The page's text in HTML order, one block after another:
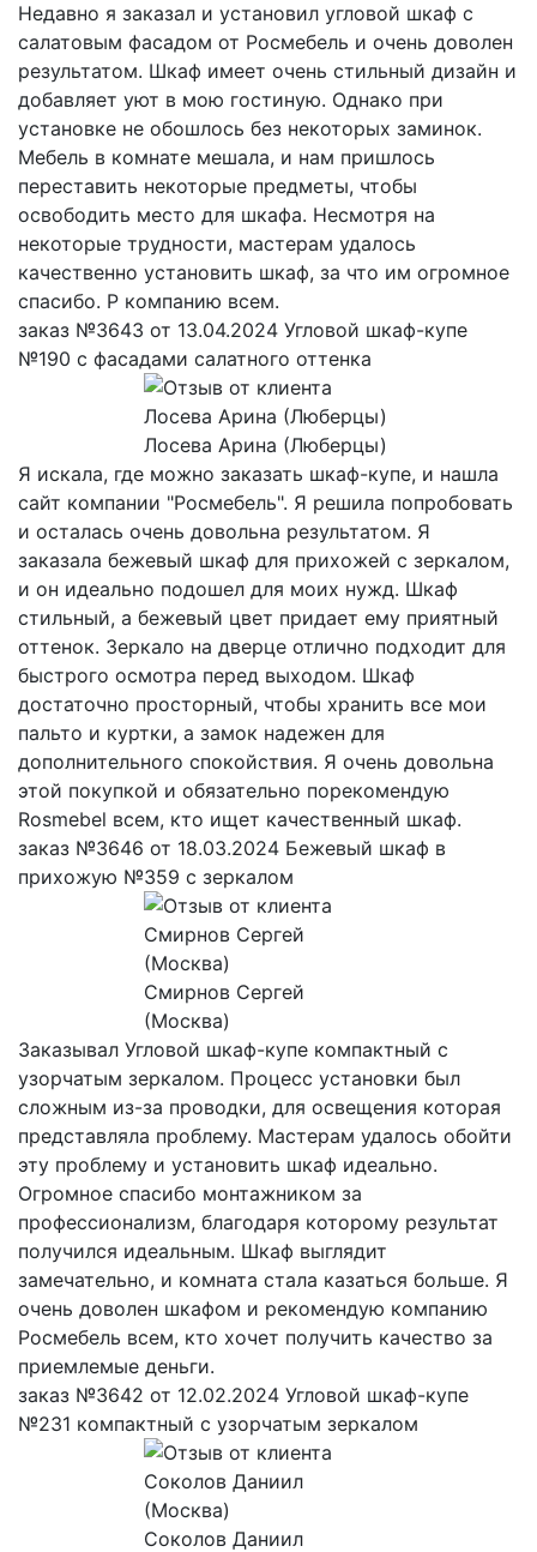
Недавно я заказал и установил угловой шкаф с
салатовым фасадом от Росмебель и очень доволен
результатом. Шкаф имеет очень стильный дизайн и
добавляет уют в мою гостиную. Однако при
установке не обошлось без некоторых заминок.
Мебель в комнате мешала, и нам пришлось
переставить некоторые предметы, чтобы
освободить место для шкафа. Несмотря на
некоторые трудности, мастерам удалось
качественно установить шкаф, за что им огромное
спасибо. Р компанию всем.
заказ №3643 от 13.04.2024 Угловой шкаф-купе
№190 с фасадами салатного оттенка
Лосева Арина (Люберцы)
Я искала, где можно заказать шкаф-купе, и нашла
сайт компании "Росмебель". Я решила попробовать
и осталась очень довольна результатом. Я
заказала бежевый шкаф для прихожей с зеркалом,
и он идеально подошел для моих нужд. Шкаф
стильный, а бежевый цвет придает ему приятный
оттенок. Зеркало на дверце отлично подходит для
быстрого осмотра перед выходом. Шкаф
достаточно просторный, чтобы хранить все мои
пальто и куртки, а замок надежен для
дополнительного спокойствия. Я очень довольна
этой покупкой и обязательно порекомендую
Rosmebel всем, кто ищет качественный шкаф.
заказ №3646 от 18.03.2024 Бежевый шкаф в
прихожую №359 с зеркалом
Смирнов Сергей
(Москва)
Заказывал Угловой шкаф-купе компактный с
узорчатым зеркалом. Процесс установки был
сложным из-за проводки, для освещения которая
представляла проблему. Мастерам удалось обойти
эту проблему и установить шкаф идеально.
Огромное спасибо монтажником за
профессионализм, благодаря которому результат
получился идеальным. Шкаф выглядит
замечательно, и комната стала казаться больше. Я
очень доволен шкафом и рекомендую компанию
Росмебель всем, кто хочет получить качество за
приемлемые деньги.
заказ №3642 от 12.02.2024 Угловой шкаф-купе
№231 компактный с узорчатым зеркалом
Соколов Даниил